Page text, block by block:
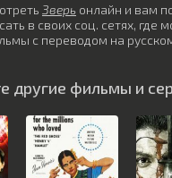
Зверь онлайн и вам
в своих соц. сетях, где
с переводом на
другие фильмы и